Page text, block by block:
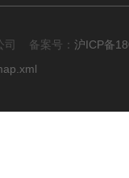
司 备案号： 沪ICP备